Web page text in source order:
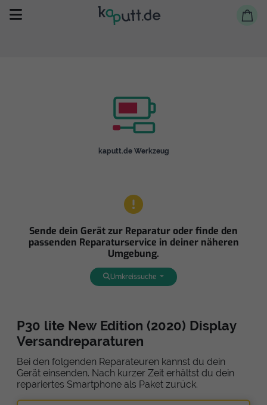
Selbst reparieren
kaputt.de Werkzeug
Sende dein Gerät zur Reparatur oder finde den
passenden Reparaturservice in deiner näheren
Umgebung.
Umkreissuche
P30 lite New Edition (2020) Display
Versandreparaturen
Bei den folgenden Reparateuren kannst du dein
Gerät einsenden. Nach kurzer Zeit erhältst du dein
repariertes Smartphone als Paket zurück.